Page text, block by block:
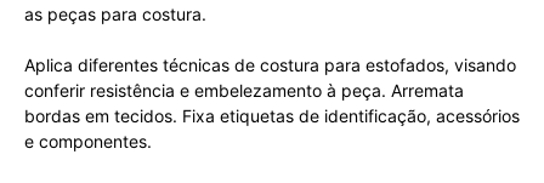
as peças para costura.
Aplica diferentes técnicas de costura para estofados, visando
conferir resistência e embelezamento à peça. Arremata
bordas em tecidos. Fixa etiquetas de identificação, acessórios
e componentes.